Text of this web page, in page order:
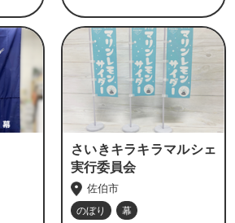
さいきキラキラマルシェ
実行委員会
佐伯市
のぼり 幕